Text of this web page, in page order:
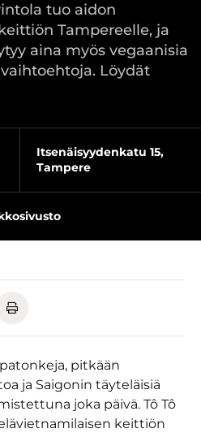
tuo aidon
Tampereelle, ja
aina myös vegaanisia
Löydät
Itsenäisyydenkatu 15,
Tampere
pitkään
ja Saigonin täyteläisiä
joka päivä. Tô Tô
keittiön